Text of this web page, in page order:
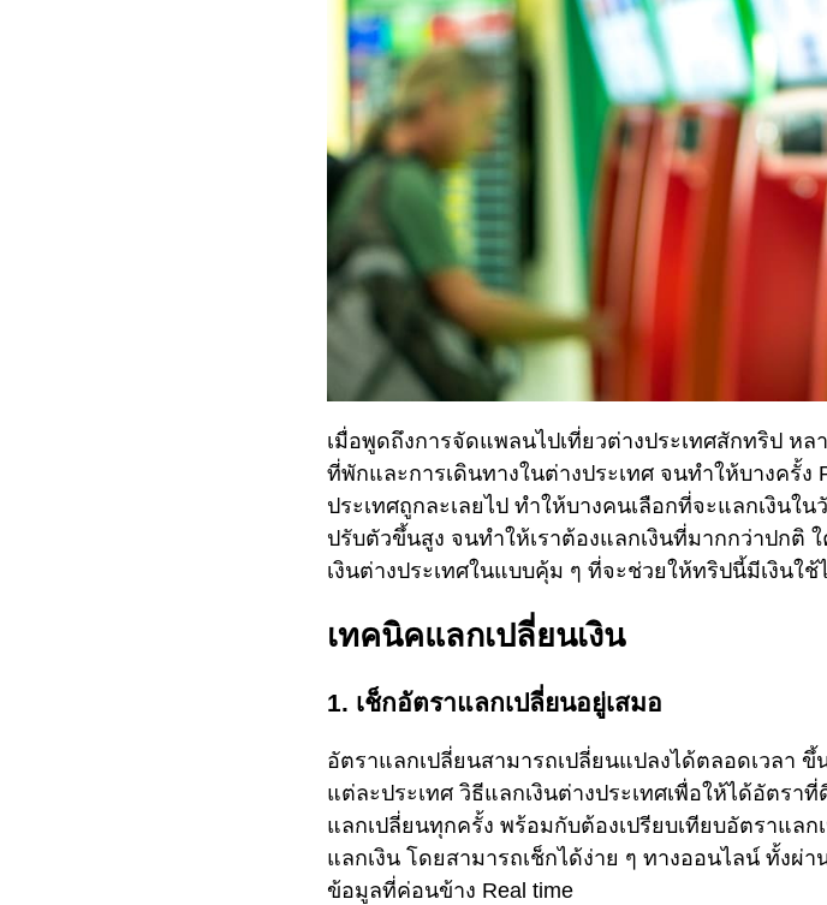
เมื่อพูดถึงการจัดแพลนไปเที่ยวต่างประเทศสักทริป ห
ที่พักและการเดินทางในต่างประเทศ จนทำให้บางครั้ง
ประเทศถูกละเลยไป ทำให้บางคนเลือกที่จะแลกเงินใ
ปรับตัวขึ้นสูง จนทำให้เราต้องแลกเงินที่มากกว่าปกติ
เงินต่างประเทศในแบบคุ้ม ๆ ที่จะช่วยให้ทริปนี้มีเงินใ
เทคนิคแลกเปลี่ยนเงิน
1. เช็กอัตราแลกเปลี่ยนอยู่เสมอ
อัตราแลกเปลี่ยนสามารถเปลี่ยนแปลงได้ตลอดเวลา
แต่ละประเทศ วิธีแลกเงินต่างประเทศเพื่อให้ได้อัตรา
แลกเปลี่ยนทุกครั้ง พร้อมกับต้องเปรียบเทียบอัตราแล
แลกเงิน โดยสามารถเช็กได้ง่าย ๆ ทางออนไลน์ ทั้งผ่
ข้อมูลที่ค่อนข้าง Real time